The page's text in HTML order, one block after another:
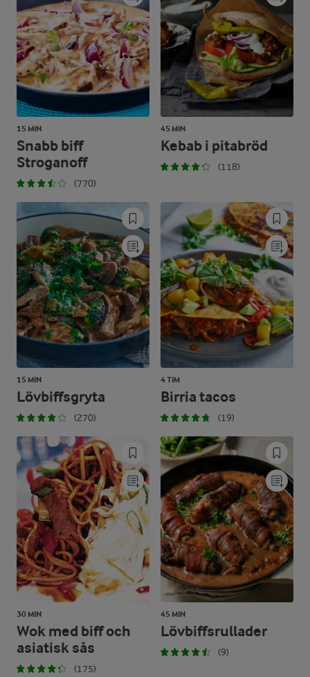
15 MIN
Snabb biff
Stroganoff
(770)
45 MIN
Kebab i pitabröd
(118)
15 MIN
Lövbiffsgryta
(270)
4 TIM
Birria tacos
(19)
30 MIN
Wok med biff och
asiatisk sås
(175)
45 MIN
Lövbiffsrullader
(9)